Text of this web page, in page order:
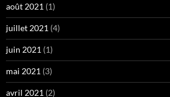
août 2021 (1)
juillet 2021 (4)
juin 2021 (1)
mai 2021 (3)
avril 2021 (2)